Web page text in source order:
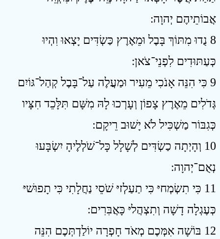
אֲבוֹתֵיהֶם יְהוָה ׃
8 נֻדוּ מִתּוֹךְ בָּבֶל וּמֵאֶרֶץ כַּשְׂדִּים יָצְאוּ וִהְיוּ
כְּעַתּוּדִים לִפְנֵי־צֹאן ׃
9 כִּי הִנֵּה אָנֹכִי מֵעִיר וּמַעֲלֶה עַל־בָּבֶל קְהַל־גּוֹיִם
גְּדֹלִים מֵאֶרֶץ צָפוֹן וְעָרְכוּ לָהּ מִשָּׁם תִּלָּכֵד חִצָּיו
כְּגִבּוֹר מַשְׁכִּיל לֹא יָשׁוּב רֵיקָם ׃
10 וְהָיְתָה כַשְׂדִּים לְשָׁלָל כָּל־שֹׁלְלֶיהָ יִשְׂבָּעוּ
נְאֻם־יְהוָה ׃
11 כִּי תִשְׂמְחיּ כִּי תַעַלְזיּ שֹׁסֵי נַחֲלָתִי כִּי תָפוּשׁיּ
כְּעֶגְלָה דָשָׁה וְתִצְהֲליּ כָּאֲבִּרִים ׃
12 בּוֹשָׁה אִמְּכֶם מְאֹד חָפְרָה יוֹלַדְתְּכֶם הִנֵּה